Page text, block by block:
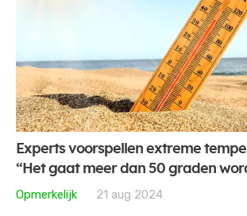
Experts voorspellen extreme
“Het gaat meer dan 50 graden
Opmerkelijk
21 aug 2024